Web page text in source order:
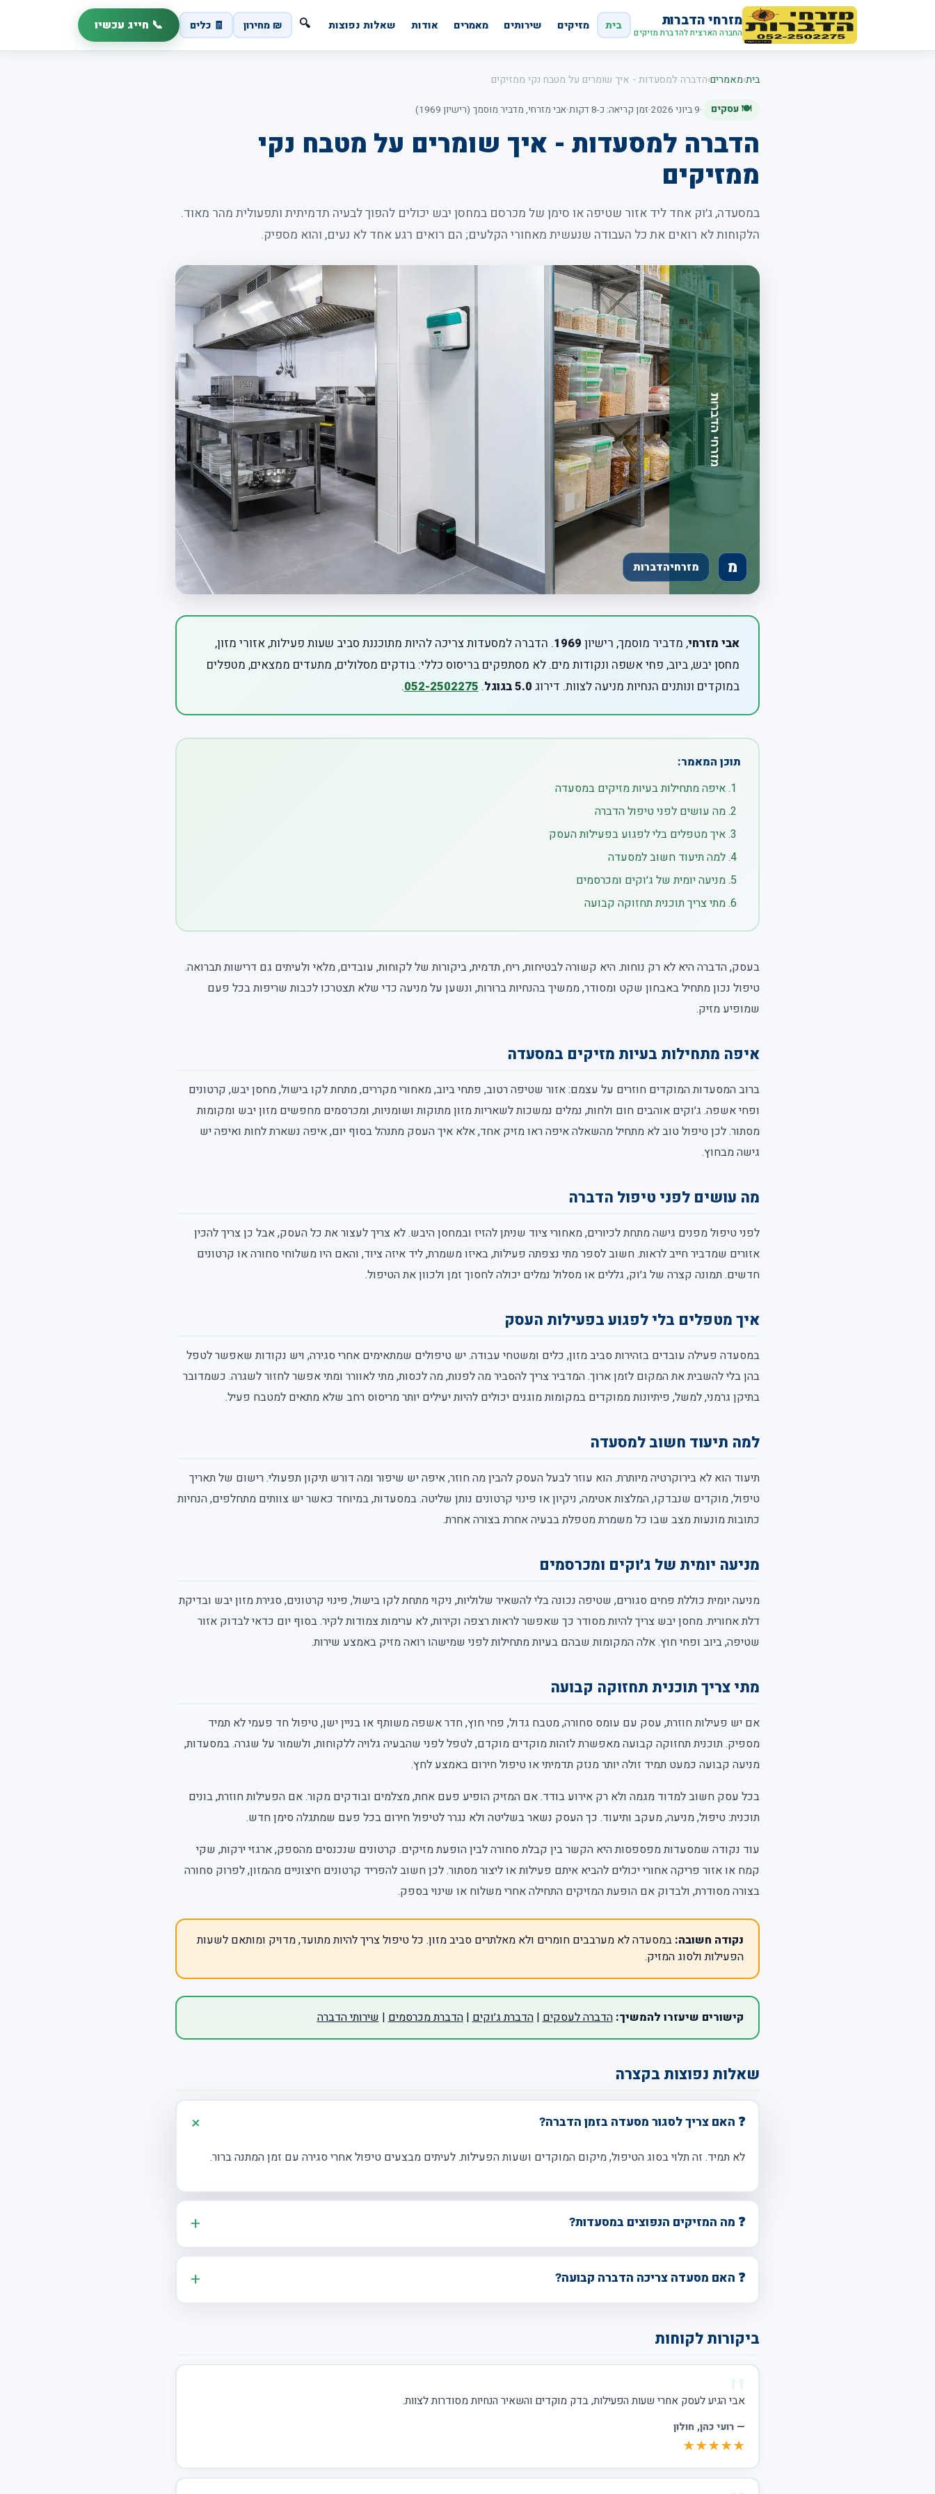
מזרחי הדברות
החברה הארצית להדברת מזיקים
בית מזיקים שירותים מאמרים אודות שאלות נפוצות 🔍 ₪ מחירון 🧾 כלים 📞 חייג עכשיו
בית›מאמרים›הדברה למסעדות - איך שומרים על מטבח נקי ממזיקים
🍽️ עסקים ·9 ביוני 2026 ·זמן קריאה: כ-8 דקות ·אבי מזרחי, מדביר מוסמך (רישיון 1969)
הדברה למסעדות - איך שומרים על מטבח נקי
ממזיקים
במסעדה, ג׳וק אחד ליד אזור שטיפה או סימן של מכרסם במחסן יבש יכולים להפוך לבעיה תדמיתית ותפעולית מהר מאוד.
הלקוחות לא רואים את כל העבודה שנעשית מאחורי הקלעים; הם רואים רגע אחד לא נעים, והוא מספיק.
אבי מזרחי, מדביר מוסמך, רישיון 1969. הדברה למסעדות צריכה להיות מתוכננת סביב שעות פעילות, אזורי מזון,
מחסן יבש, ביוב, פחי אשפה ונקודות מים. לא מסתפקים בריסוס כללי: בודקים מסלולים, מתעדים ממצאים, מטפלים
במוקדים ונותנים הנחיות מניעה לצוות. דירוג 5.0 בגוגל .
052-2502275
.
תוכן המאמר:
איפה מתחילות בעיות מזיקים במסעדה
מה עושים לפני טיפול הדברה
איך מטפלים בלי לפגוע בפעילות העסק
למה תיעוד חשוב למסעדה
מניעה יומית של ג׳וקים ומכרסמים
מתי צריך תוכנית תחזוקה קבועה
בעסק, הדברה היא לא רק נוחות. היא קשורה לבטיחות, ריח, תדמית, ביקורות של לקוחות, עובדים, מלאי ולעיתים גם דרישות תברואה.
טיפול נכון מתחיל באבחון שקט ומסודר, ממשיך בהנחיות ברורות, ונשען על מניעה כדי שלא תצטרכו לכבות שריפות בכל פעם
שמופיע מזיק.
איפה מתחילות בעיות מזיקים במסעדה
ברוב המסעדות המוקדים חוזרים על עצמם: אזור שטיפה רטוב, פתחי ביוב, מאחורי מקררים, מתחת לקו בישול, מחסן יבש, קרטונים
ופחי אשפה. ג׳וקים אוהבים חום ולחות, נמלים נמשכות לשאריות מזון מתוקות ושומניות, ומכרסמים מחפשים מזון יבש ומקומות
מסתור. לכן טיפול טוב לא מתחיל מהשאלה איפה ראו מזיק אחד, אלא איך העסק מתנהל בסוף יום, איפה נשארת לחות ואיפה יש
גישה מבחוץ.
מה עושים לפני טיפול הדברה
לפני טיפול מפנים גישה מתחת לכיורים, מאחורי ציוד שניתן להזיז ובמחסן היבש. לא צריך לעצור את כל העסק, אבל כן צריך להכין
אזורים שמדביר חייב לראות. חשוב לספר מתי נצפתה פעילות, באיזו משמרת, ליד איזה ציוד, והאם היו משלוחי סחורה או קרטונים
חדשים. תמונה קצרה של ג׳וק, גללים או מסלול נמלים יכולה לחסוך זמן ולכוון את הטיפול.
איך מטפלים בלי לפגוע בפעילות העסק
במסעדה פעילה עובדים בזהירות סביב מזון, כלים ומשטחי עבודה. יש טיפולים שמתאימים אחרי סגירה, ויש נקודות שאפשר לטפל
בהן בלי להשבית את המקום לזמן ארוך. המדביר צריך להסביר מה לפנות, מה לכסות, מתי לאוורר ומתי אפשר לחזור לשגרה. כשמדובר
בתיקן גרמני, למשל, פיתיונות ממוקדים במקומות מוגנים יכולים להיות יעילים יותר מריסוס רחב שלא מתאים למטבח פעיל.
למה תיעוד חשוב למסעדה
תיעוד הוא לא בירוקרטיה מיותרת. הוא עוזר לבעל העסק להבין מה חוזר, איפה יש שיפור ומה דורש תיקון תפעולי. רישום של תאריך
טיפול, מוקדים שנבדקו, המלצות אטימה, ניקיון או פינוי קרטונים נותן שליטה. במסעדות, במיוחד כאשר יש צוותים מתחלפים, הנחיות
כתובות מונעות מצב שבו כל משמרת מטפלת בבעיה אחרת בצורה אחרת.
מניעה יומית של ג׳וקים ומכרסמים
מניעה יומית כוללת פחים סגורים, שטיפה נכונה בלי להשאיר שלוליות, ניקוי מתחת לקו בישול, פינוי קרטונים, סגירת מזון יבש ובדיקת
דלת אחורית. מחסן יבש צריך להיות מסודר כך שאפשר לראות רצפה וקירות, לא ערימות צמודות לקיר. בסוף יום כדאי לבדוק אזור
שטיפה, ביוב ופחי חוץ. אלה המקומות שבהם בעיות מתחילות לפני שמישהו רואה מזיק באמצע שירות.
מתי צריך תוכנית תחזוקה קבועה
אם יש פעילות חוזרת, עסק עם עומס סחורה, מטבח גדול, פחי חוץ, חדר אשפה משותף או בניין ישן, טיפול חד פעמי לא תמיד
מספיק. תוכנית תחזוקה קבועה מאפשרת לזהות מוקדים מוקדם, לטפל לפני שהבעיה גלויה ללקוחות, ולשמור על שגרה. במסעדות,
מניעה קבועה כמעט תמיד זולה יותר מנזק תדמיתי או טיפול חירום באמצע לחץ.
בכל עסק חשוב למדוד מגמה ולא רק אירוע בודד. אם המזיק הופיע פעם אחת, מצלמים ובודקים מקור. אם הפעילות חוזרת, בונים
תוכנית: טיפול, מניעה, מעקב ותיעוד. כך העסק נשאר בשליטה ולא נגרר לטיפול חירום בכל פעם שמתגלה סימן חדש.
עוד נקודה שמסעדות מפספסות היא הקשר בין קבלת סחורה לבין הופעת מזיקים. קרטונים שנכנסים מהספק, ארגזי ירקות, שקי
קמח או אזור פריקה אחורי יכולים להביא איתם פעילות או ליצור מסתור. לכן חשוב להפריד קרטונים חיצוניים מהמזון, לפרוק סחורה
בצורה מסודרת, ולבדוק אם הופעת המזיקים התחילה אחרי משלוח או שינוי בספק.
נקודה חשובה: במסעדה לא מערבבים חומרים ולא מאלתרים סביב מזון. כל טיפול צריך להיות מתועד, מדויק ומותאם לשעות
הפעילות ולסוג המזיק.
קישורים שיעזרו להמשיך: הדברה לעסקים|הדברת ג׳וקים|הדברת מכרסמים|שירותי הדברה
שאלות נפוצות בקצרה
❓ האם צריך לסגור מסעדה בזמן הדברה?
לא תמיד. זה תלוי בסוג הטיפול, מיקום המוקדים ושעות הפעילות. לעיתים מבצעים טיפול אחרי סגירה עם זמן המתנה ברור.
❓ מה המזיקים הנפוצים במסעדות?
❓ האם מסעדה צריכה הדברה קבועה?
ביקורות לקוחות
אבי הגיע לעסק אחרי שעות הפעילות, בדק מוקדים והשאיר הנחיות מסודרות לצוות.
—רועי כהן, חולון
★★★★★